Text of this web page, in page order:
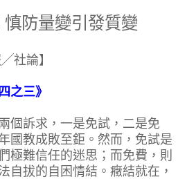
防量變引發質變
社論】
之三》
個訴求，一是免試，二是免
國教成敗至鉅。然而，免試是
極難信任的迷思；而免費，則
自拔的自困情結。癥結就在，